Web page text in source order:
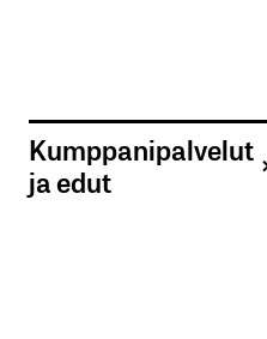
Kumppanipalvelut
ja edut